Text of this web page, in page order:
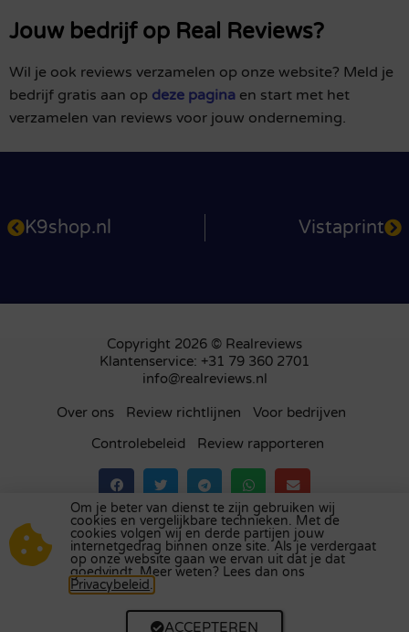
Jouw bedrijf op Real Reviews?
Wil je ook reviews verzamelen op onze website? Meld je
bedrijf gratis aan op deze pagina en start met het
verzamelen van reviews voor jouw onderneming.
K9shop.nl Vistaprint
Copyright 2026 © Realreviews
Klantenservice: +31 79 360 2701
info@realreviews.nl
Over ons Review richtlijnen
Voor bedrijven
Controlebeleid
Review rapporteren
Bezoek ons review platform inhet Verenigd
Koninkrijk,Frankrijk,Duitsland ,België,Spanje,
Italië
,Portugal,Polen,Denemarken ,Finland
Zweden.
Om je beter van dienst te zijn gebruiken wij
cookies en vergelijkbare technieken. Met de
cookies volgen wij en derde partijen jouw
internetgedrag binnen onze site. Als je verdergaat
op onze website gaan we ervan uit dat je dat
goedvindt. Meer weten? Lees dan ons
Privacybeleid.
ACCEPTEREN